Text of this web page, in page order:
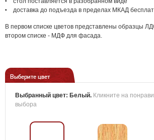
доставка до подъезда в пределах МКАД
В первом списке цветов представлены образцы
втором списке - МДФ для фасада.
Выберите цвет
Выбранный цвет: Белый. Кликните на
выбора